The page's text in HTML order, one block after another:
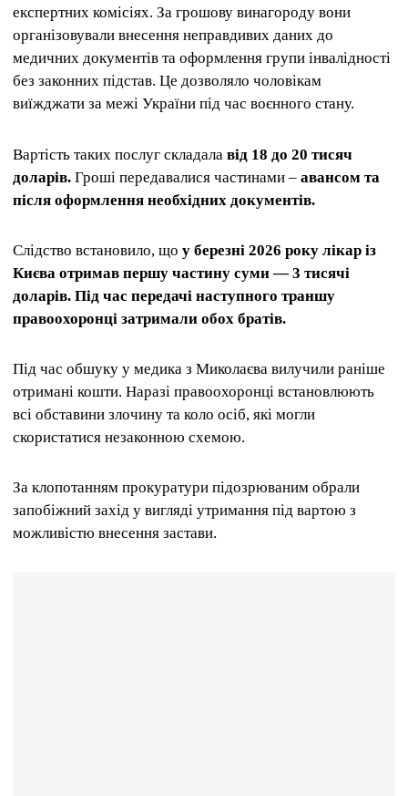
експертних комісіях. За грошову винагороду вони
організовували внесення неправдивих даних до
медичних документів та оформлення групи інвалідності
без законних підстав. Це дозволяло чоловікам
виїжджати за межі України під час воєнного стану.
Вартість таких послуг складала від 18 до 20 тисяч
доларів. Гроші передавалися частинами – авансом та
після оформлення необхідних документів.
Слідство встановило, що у березні 2026 року лікар із
Києва отримав першу частину суми — 3 тисячі
доларів. Під час передачі наступного траншу
правоохоронці затримали обох братів.
Під час обшуку у медика з Миколаєва вилучили раніше
отримані кошти. Наразі правоохоронці встановлюють
всі обставини злочину та коло осіб, які могли
скористатися незаконною схемою.
За клопотанням прокуратури підозрюваним обрали
запобіжний захід у вигляді утримання під вартою з
можливістю внесення застави.